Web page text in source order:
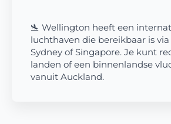
🛬 Wellington heeft een
luchthaven die bereikbaar is
Sydney of Singapore. Je kunt
landen of een binnenlandse
vanuit Auckland.